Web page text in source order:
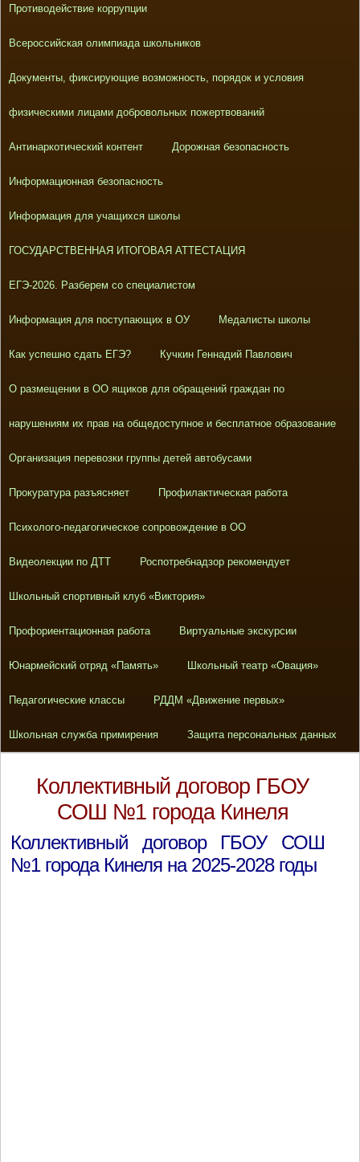
Противодействие коррупции
Всероссийская олимпиада школьников
Документы, фиксирующие возможность, порядок и условия
физическими лицами добровольных пожертвований
Антинаркотический контент Дорожная безопасность
Информационная безопасность
Информация для учащихся школы
ГОСУДАРСТВЕННАЯ ИТОГОВАЯ АТТЕСТАЦИЯ
ЕГЭ-2026. Разберем со специалистом
Информация для поступающих в ОУ Медалисты школы
Как успешно сдать ЕГЭ? Кучкин Геннадий Павлович
О размещении в ОО ящиков для обращений граждан по
нарушениям их прав на общедоступное и бесплатное образование
Организация перевозки группы детей автобусами
Прокуратура разъясняет Профилактическая работа
Психолого-педагогическое сопровождение в ОО
Видеолекции по ДТТ Роспотребнадзор рекомендует
Школьный спортивный клуб «Виктория»
Профориентационная работа Виртуальные экскурсии
Юнармейский отряд «Память» Школьный театр «Овация»
Педагогические классы РДДМ «Движение первых»
Школьная служба примирения Защита персональных данных
Коллективный договор ГБОУ
СОШ №1 города Кинеля
Коллективный договор ГБОУ СОШ
№1 города Кинеля на 2025-2028 годы